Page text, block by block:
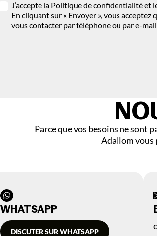
J’accepte la Politique de confidentialitéet
En cliquant sur « Envoyer », vous
vous contacter par téléphone ou par e-
Parce que vos besoins ne sont
Adallom vous
WHATSAPP
DISCUTER SUR WHATSAPP